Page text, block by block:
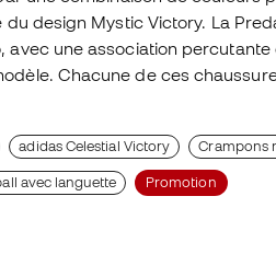
du design Mystic Victory. La
avec une association
Chacune de ces
adidas Celestial Victory Crampons
avec languette Promotion